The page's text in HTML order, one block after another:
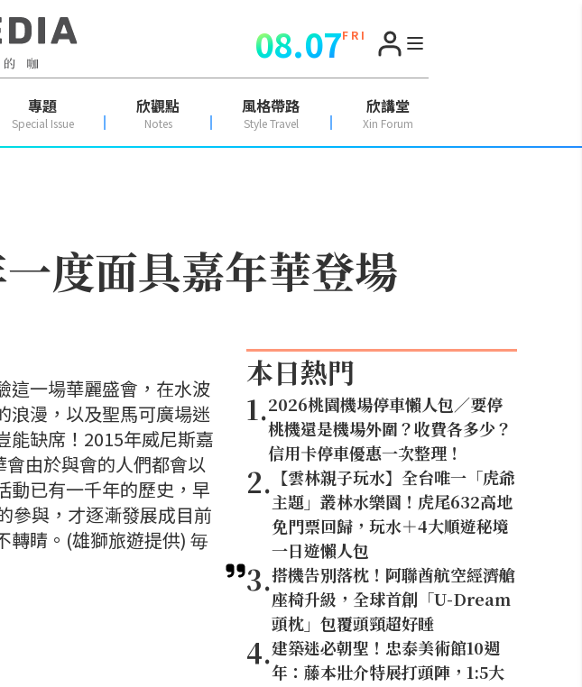
08.07F R I
專題
Special Issue
欣觀點
Notes
風格帶路
Style Travel
欣講堂
Xin Forum
度面具嘉年華登場
這一場華麗盛會，在水波
浪漫，以及聖馬可廣場迷
能缺席！2015年威尼斯嘉
由於與會的人們都會以
動已有一千年的歷史，早
參與，才逐漸發展成目前
轉睛。(雄獅旅遊提供) 毎
本日熱門
1.2026桃園機場停車懶人包／要停
桃機還是機場外圍？收費各多少？
信用卡停車優惠一次整理！
2. 【雲林親子玩水】全台唯一「虎爺
主題」叢林水樂園！虎尾632高地
免門票回歸，玩水＋4大順遊秘境
一日遊懶人包
3.搭機告別落枕！阿聯酋航空經濟艙
座椅升級，全球首創「U-Dream
頭枕」包覆頭頸超好睡
4.建築迷必朝聖！忠泰美術館10週
年：藤本壯介特展打頭陣，1:5大